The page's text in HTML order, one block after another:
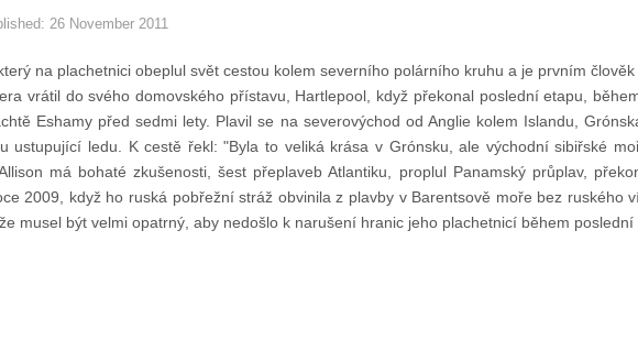
26 November 2011
na plachetnici obeplul svět cestou kolem severního polárního kruhu a je prvním
vrátil do svého domovského přístavu, Hartlepool, když překonal poslední etapu,
Eshamy před sedmi lety. Plavil se na severovýchod od Anglie kolem Islandu,
ustupující ledu. K cestě řekl: "Byla to veliká krása v Grónsku, ale východní sibiřské
má bohaté zkušenosti, šest přeplaveb Atlantiku, proplul Panamský průplav,
2009, když ho ruská pobřežní stráž obvinila z plavby v Barentsově moře bez ruského
musel být velmi opatrný, aby nedošlo k narušení hranic jeho plachetnicí během poslední